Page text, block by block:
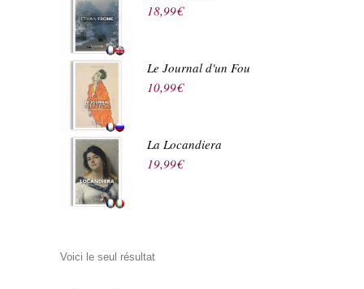
18,99€
Le Journal d'un Fou
10,99€
La Locandiera
19,99€
Voici le seul résultat